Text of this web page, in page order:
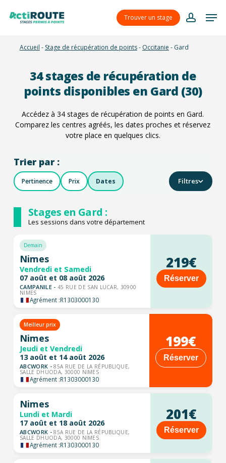
Trouver un stage
account
Accueil - Stage de récupération de points- Occitanie - Gard
34stages de récupération de
points disponibles en Gard (30)
Accédez à34 stages de récupération de points en Gard.
Comparez les centres agréés, les dates proches et réservez
votre place en quelques clics.
Trier par :
Pertinence Prix Dates Filtres
Stages en Gard :
Les sessions dans votre département
Demain
Nimes
Vendredi et Samedi
07 août et 08 août 2026
CAMPANILE - 45 RUE DE SAN LUCAR, 30900
NIMES
Agrément :R1303000130
219€
Réserver
Meilleur prix
Nimes
Jeudi et Vendredi
13 août et 14 août 2026
ABCWORK -85A RUE DE LA RÉPUBLIQUE,
SALLE DHUODA, 30000 NIMES
Agrément :R1303000130
199€
Réserver
Nimes
Lundi et Mardi
17 août et 18 août 2026
ABCWORK -85A RUE DE LA RÉPUBLIQUE,
SALLE DHUODA, 30000 NIMES
Agrément :R1303000130
201€
Réserver